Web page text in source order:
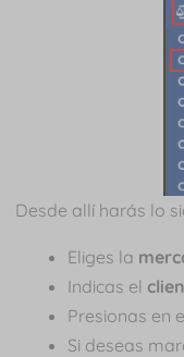
Desde allí harás lo
Eliges la
Indicas el
Presionas en
Si deseas